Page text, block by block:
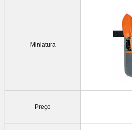
Miniatura
Preço